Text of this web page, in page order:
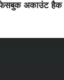
अकाउंट हैक